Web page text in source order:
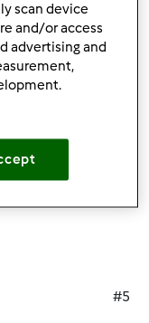
sięaby dodawać
#5
scan device
and/or access
advertising and